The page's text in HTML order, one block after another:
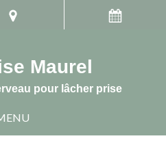
Maurel
pour lâcher prise